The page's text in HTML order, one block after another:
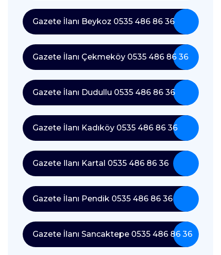
Gazete İlanı Beykoz 0535 486 86 36
Gazete İlanı Çekmeköy 0535 486 86 36
Gazete İlanı Dudullu 0535 486 86 36
Gazete İlanı Kadıköy 0535 486 86 36
Gazete Ilanı Kartal 0535 486 86 36
Gazete İlanı Pendik 0535 486 86 36
Gazete İlanı Sancaktepe 0535 486 86 36